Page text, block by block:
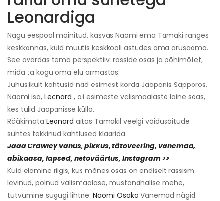
Leonardiga
Nagu eespool mainitud, kasvas Naomi ema Tamaki ranges
keskkonnas, kuid muutis keskkooli astudes oma arusaama.
See avardas tema perspektiivi rasside osas ja põhimõtet,
mida ta kogu oma elu armastas.
Juhuslikult kohtusid nad esimest korda Jaapanis Sapporos.
Naomi isa, Leonard , oli esimeste välismaalaste laine seas,
kes tulid Jaapanisse külla.
Rääkimata Leonard aitas Tamakil veelgi võidusõitude
suhtes tekkinud kahtlused klaarida.
Jada Crawley vanus, pikkus, tätoveering, vanemad,
abikaasa, lapsed, netoväärtus, Instagram >>
Kuid elamine riigis, kus mõnes osas on endiselt rassism
levinud, polnud välismaalase, mustanahalise mehe,
tutvumine sugugi lihtne. Naomi Osaka Vanemad nägid